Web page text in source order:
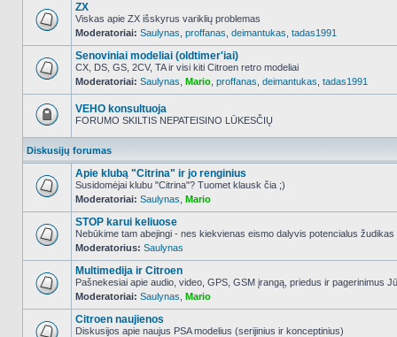
NO_UNREAD_POSTS
ZX
Viskas apie ZX išskyrus variklių problemas
Moderatoriai: Saulynas proffanas deimantukas tadas1991
NO_UNREAD_POSTS
Senoviniai modeliai (oldtimer'iai)
CX, DS, GS, 2CV, TA ir visi kiti Citroen retro modeliai
Moderatoriai: Saulynas Mario proffanas deimantukas tadas1991
užrakintas
VEHO konsultuoja
FORUMO SKILTIS NEPATEISINO LŪKESČIŲ
Diskusijų forumas
NO_UNREAD_POSTS
Apie klubą "Citrina" ir jo renginius
Susidomėjai klubu "Citrina"? Tuomet klausk čia ;)
Moderatoriai: Saulynas Mario
NO_UNREAD_POSTS
STOP karui keliuose
Nebūkime tam abejingi - nes kiekvienas eismo dalyvis potencialus žudikas
Moderatorius: Saulynas
NO_UNREAD_POSTS
Multimedija ir Citroen
Pašnekesiai apie audio, video, GPS, GSM įrangą, priedus ir pagerinimus
Moderatoriai: Saulynas Mario
Citroen naujienos
Diskusijos apie naujus PSA modelius (serijinius ir konceptinius)